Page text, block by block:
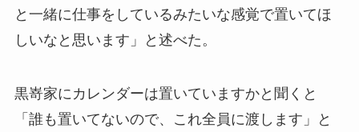
と一緒に仕事をしているみたいな感覚で置いてほ
しいなと思います」と述べた。
黒嵜家にカレンダーは置いていますかと聞くと
「誰も置いてないので、これ全員に渡します」と